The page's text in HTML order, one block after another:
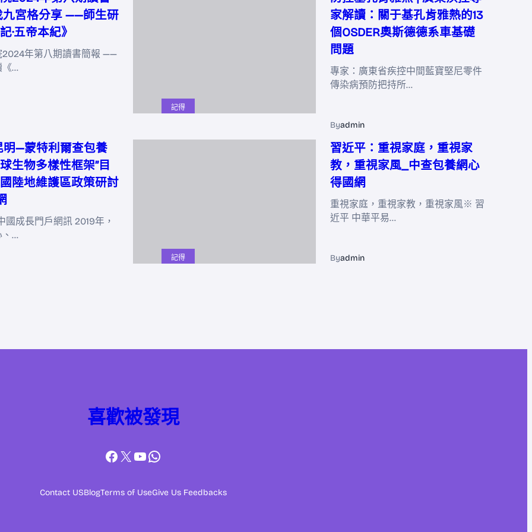
九宮格分享 ——師生研
·五帝本紀》
2024年第八期讀書簡報 ——
《…
記得
家解讀：關于基孔肯雅熱的13
個OSDER奧斯德德系車基礎
問題
專家：廣東省疾控中間藍寶堅尼零件
傳染病預防把持所…
Byadmin
明—蒙特利爾查包養
生物多樣性框架”目
陸地維護區政策研討
國成長門戶網訊 2019年，
、…
記得
習近平：重視家庭，重視家
教，重視家風_中查包養網心
得國網
重視家庭，重視家教，重視家風※ 習
近平 中華平易…
Byadmin
喜歡被發現
Facebook
X YouTube
WhatsApp
Contact USBlogTerms of UseGive Us Feedbacks